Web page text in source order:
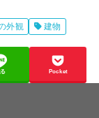
外観 建物
Pocket